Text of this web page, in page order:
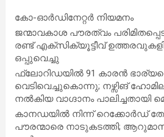
കോ-ഓർഡിനേറ്റർ നിയമനം
ജന്മാവകാശ പൗരത്വം
രണ്ട് എക്സിക്യൂട്ടീവ്
ഒപ്പുവെച്ചു
ഫ്ലോറിഡയിൽ 91 കാരൻ
വെടിവെച്ചുകൊന്നു; നഴ്സിങ്
നൽകിയ വാഗ്ദാനം പാലിച്ചതായി
കാനഡയിൽ നിന്ന് റെക്കോർഡ്
പൗരന്മാരെ നാടുകടത്തി;